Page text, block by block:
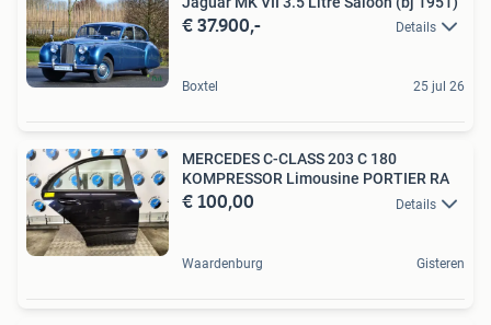
€ 37.900,- Details
Boxtel 25 jul 26
MERCEDES C-CLASS 203 C 180
KOMPRESSOR Limousine PORTIER RA
€ 100,00 Details
Waardenburg Gisteren